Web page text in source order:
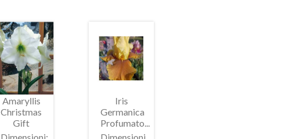
Amaryllis
Christmas
Gift
Dimensioni:
Iris
Germanica
Profumato...
Dimensioni